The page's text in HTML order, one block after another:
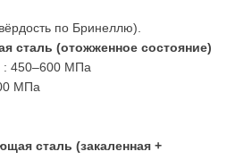
по Бринеллю).
сталь (отожженное состояние)
: 450–600 МПа
МПа
сталь (закаленная +